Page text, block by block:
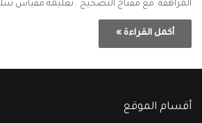
المراهقة مع مفتاج التصحيح . تعليمة مقياس
أكمل القراءة »
أقسام الموقع